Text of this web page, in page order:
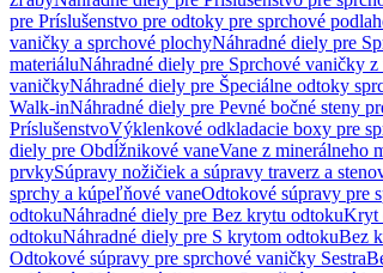
pre Príslušenstvo pre odtoky pre sprchové
vaničky a sprchové plochyNáhradné diely pre
materiáluNáhradné diely pre Sprchové vaničky z
vaničkyNáhradné diely pre Špeciálne odtoky
Walk-inNáhradné diely pre Pevné bočné steny
PríslušenstvoVýklenkové odkladacie boxy pre
diely pre Obdĺžnikové vaneVane z minerálneho
prvkySúpravy nožičiek a súpravy traverz a
sprchy a kúpeľňové vaneOdtokové súpravy pre
odtokuNáhradné diely pre Bez krytu odtokuKryt
odtokuNáhradné diely pre S krytom odtokuBez
Odtokové súpravy pre sprchové vaničky Sestra